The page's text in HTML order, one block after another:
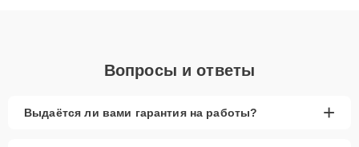
Вопросы и ответы
Выдаётся ли вами гарантия на работы? +